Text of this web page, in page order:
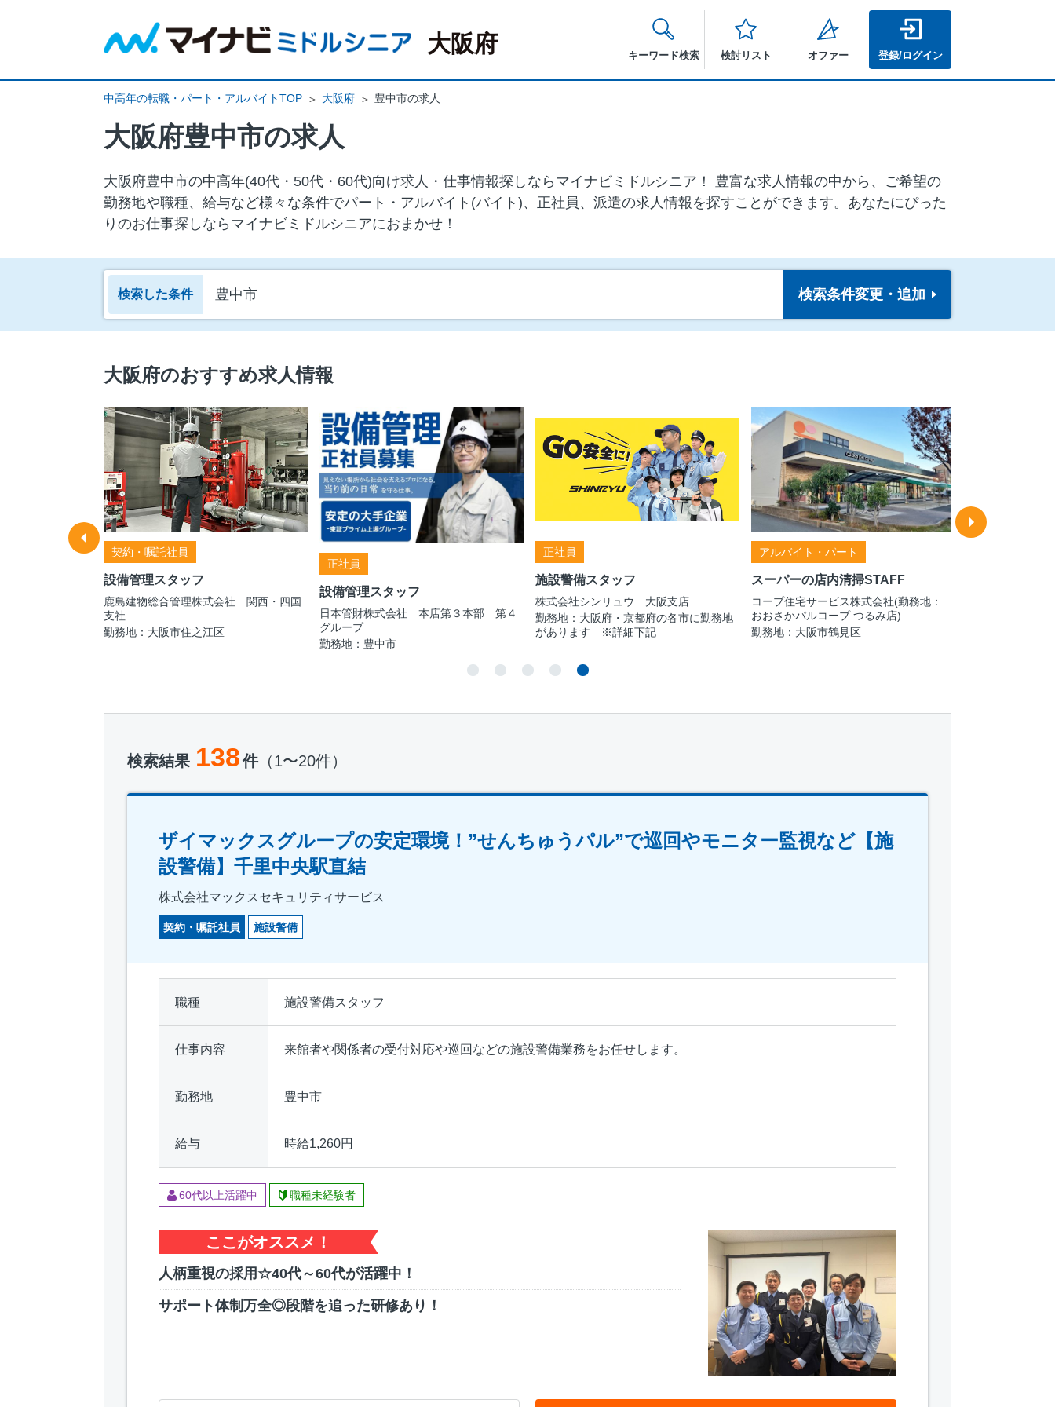
大阪府 キーワード検索 検討リスト オファー 登録/ログイン
中高年の転職・パート・アルバイトTOP 大阪府 豊中市の求人
大阪府豊中市の求人
大阪府豊中市の中⾼年(40代・50代・60代)向け求⼈・仕事情報探しならマイナビミドルシニア！ 豊富な求人情報の中から、ご希望の
勤務地や職種、給与など様々な条件でパート・アルバイト(バイト)、正社員、派遣の求人情報を探すことができます。あなたにぴった
りのお仕事探しならマイナビミドルシニアにおまかせ！
検索した条件 豊中市 検索条件変更・追加
大阪府のおすすめ求人情報
の施設警備
日生本店サービ 契約・嘱託社員
設備管理スタッフ
鹿島建物総合管理株式会社 関西・四国
支社
勤務地：大阪市住之江区
正社員
設備管理スタッフ
日本管財株式会社 本店第３本部 第４
グループ
勤務地：豊中市
正社員
施設警備スタッフ
株式会社シンリュウ 大阪支店
勤務地：大阪府・京都府の各市に勤務地
があります ※詳細下記
アルバイト・パート
スーパーの店内清掃STAFF
コープ住宅サービス株式会社(勤務地：
おおさかパルコープ つるみ店)
勤務地：大阪市鶴見区
駅直結のオフ
検索結果 138件（1〜20件）
ザイマックスグループの安定環境！”せんちゅうパル”で巡回やモニター監視など【施
設警備】千里中央駅直結
株式会社マックスセキュリティサービス
契約・嘱託社員 施設警備
職種 施設警備スタッフ
仕事内容 来館者や関係者の受付対応や巡回などの施設警備業務をお任せします。
勤務地 豊中市
給与 時給1,260円
60代以上活躍中 職種未経験者
ここがオススメ！
人柄重視の採用☆40代～60代が活躍中！
サポート体制万全◎段階を追った研修あり！